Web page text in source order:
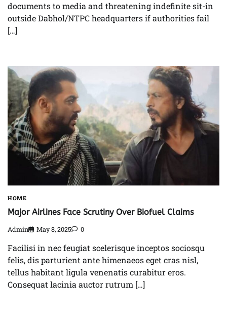
documents to media and threatening indefinite sit-in
outside Dabhol/NTPC headquarters if authorities fail
[…]
HOME
Major Airlines Face Scrutiny Over Biofuel Claims
Admin May 8, 2025 0
Facilisi in nec feugiat scelerisque inceptos sociosqu
felis, dis parturient ante himenaeos eget cras nisl,
tellus habitant ligula venenatis curabitur eros.
Consequat lacinia auctor rutrum […]